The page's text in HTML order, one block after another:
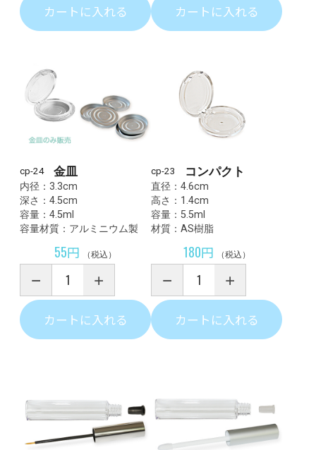
カートに入れる カートに入れる
cp-24 金皿
内径：3.3cm
深さ：4.5cm
容量：4.5ml
容量材質：アルミニウム製
55円 （税込）
カートに入れる
cp-23 コンパクト
直径：4.6cm
高さ：1.4cm
容量：5.5ml
材質：AS樹脂
180円 （税込）
カートに入れる